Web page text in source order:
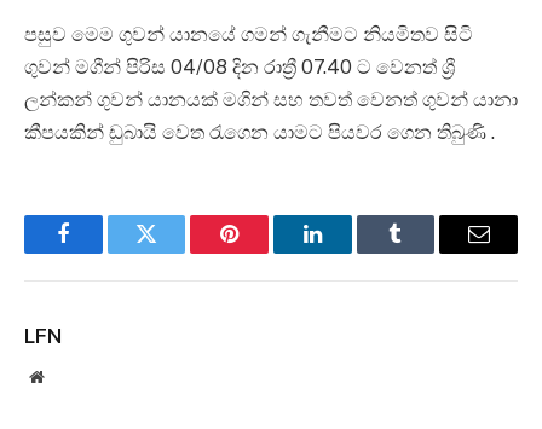
පසුව මෙම ගුවන් යානයේ ගමන් ගැනීමට නියමිතව සිටි
ගුවන් මගීන් පිරිස 04/08 දින රාත්‍රී 07.40 ට වෙනත් ශ්‍රී
ලන්කන් ගුවන් යානයක් මගින් සහ තවත් වෙනත් ගුවන් යානා
කීපයකින් ඩුබායි වෙත රැගෙන යාමට පියවර ගෙන තිබුණි .
FacebookTwitter Pinterest LinkedInTumblr Email
LFN
Website